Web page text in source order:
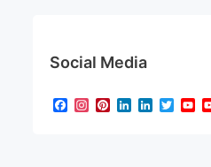
Social Media
Facebook
Instagram
Pinterest
LinkedIn
LinkedIn